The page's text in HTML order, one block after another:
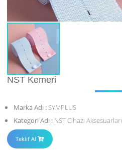
NST Kemeri
Marka Adı :SYMPLUS
Kategori Adı : NST Cihazı Aksesuarları
Teklif Al